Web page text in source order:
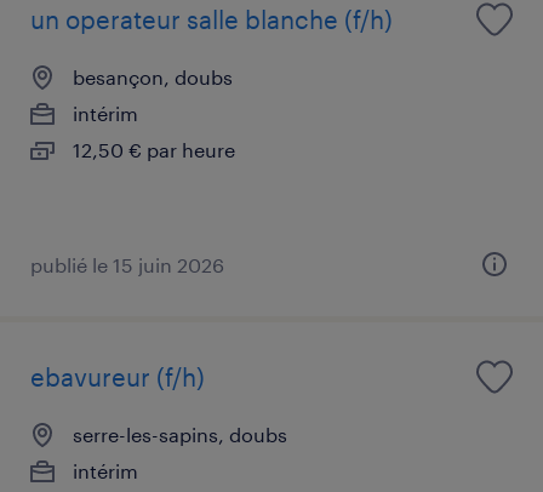
un operateur salle blanche (f/h)
besançon, doubs
intérim
12,50 € par heure
publié le 15 juin 2026
ebavureur (f/h)
serre-les-sapins, doubs
intérim